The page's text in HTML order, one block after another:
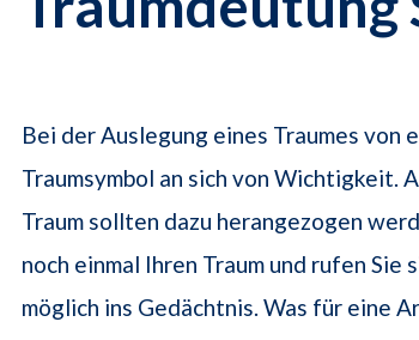
Bei der Auslegung eines Traumes von
Traumsymbol an sich von Wichtigkeit.
Traum sollten dazu herangezogen
noch einmal Ihren Traum und rufen
möglich ins Gedächtnis. Was für eine